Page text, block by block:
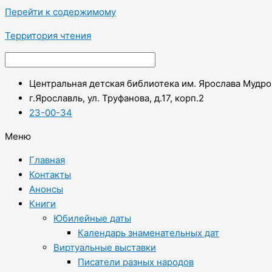
Перейти к содержимому
Территория чтения
Центральная детская библиотека им. Ярослава
г.Ярославль, ул. Труфанова, д.17, корп.2
23-00-34
Меню
Главная
Контакты
Анонсы
Книги
Юбилейные даты
Календарь знаменательных дат
Виртуальные выставки
Писатели разных народов